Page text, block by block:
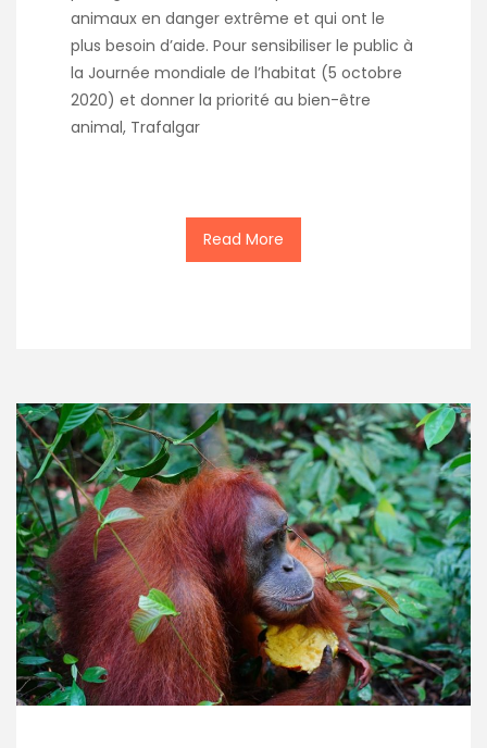
animaux en danger extrême et qui ont le
plus besoin d’aide. Pour sensibiliser le public à
la Journée mondiale de l’habitat (5 octobre
2020) et donner la priorité au bien-être
animal, Trafalgar
Read More